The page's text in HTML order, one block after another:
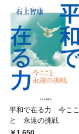
平和で在る力 今ここ
と 永遠の挑戦